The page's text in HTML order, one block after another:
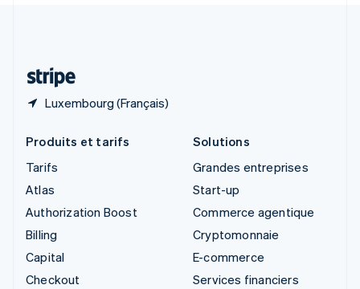
Luxembourg (Français)
Produits et tarifs
Tarifs
Atlas
Authorization Boost
Billing
Capital
Checkout
Solutions
Grandes entreprises
Start-up
Commerce agentique
Cryptomonnaie
E-commerce
Services financiers